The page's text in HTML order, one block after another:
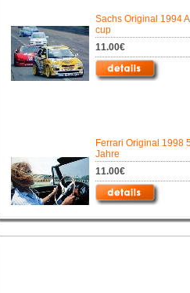
Sachs Original 1994
cup
11.00€
Ferrari Original 1998
Jahre
11.00€